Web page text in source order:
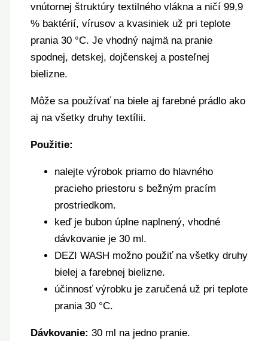
vnútornej štruktúry textilného vlákna a ničí 99,9
% baktérií, vírusov a kvasiniek už pri teplote
prania 30 °C. Je vhodný najmä na pranie
spodnej, detskej, dojčenskej a posteľnej
bielizne.
Môže sa používať na biele aj farebné prádlo ako
aj na všetky druhy textílii.
Použitie:
nalejte výrobok priamo do hlavného
pracieho priestoru s bežným pracím
prostriedkom.
keď je bubon úplne naplnený, vhodné
dávkovanie je 30 ml.
DEZI WASH možno použiť na všetky druhy
bielej a farebnej bielizne.
účinnosť výrobku je zaručená už pri teplote
prania 30 °C.
Dávkovanie:30 ml na jedno pranie.